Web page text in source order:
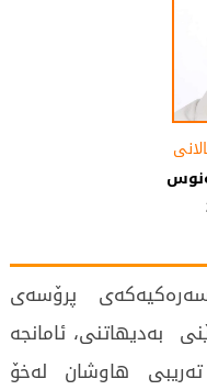
سەرەكیەكەی پرۆسەی
بەدیهاتنی، ئامانجە
هاوشان لەخۆ